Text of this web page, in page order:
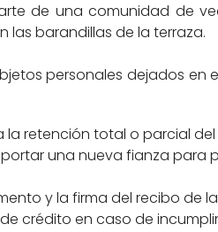
de una comunidad de
las barandillas de la terraza.
personales dejados
la retención total o parcial
una nueva fianza para
y la firma del recibo de
crédito en caso de